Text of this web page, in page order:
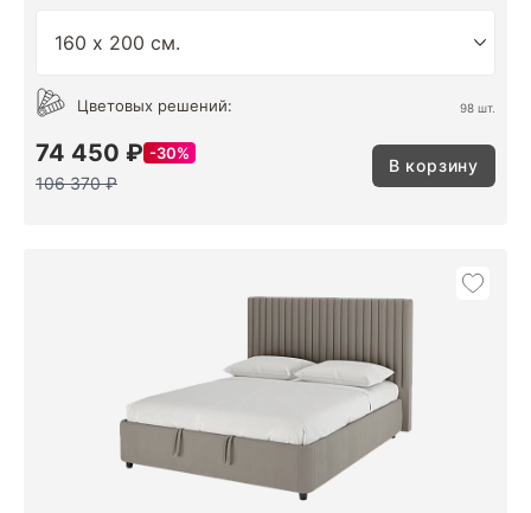
Цветовых решений: 98 шт.
74 450 ₽ 30%
106 370 ₽
В корзину